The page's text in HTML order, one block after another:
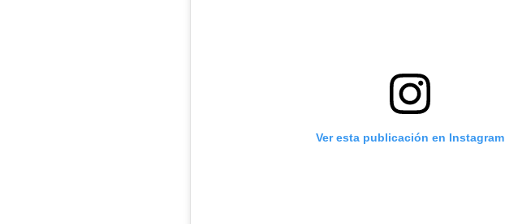
Ver esta publicación en Instagram